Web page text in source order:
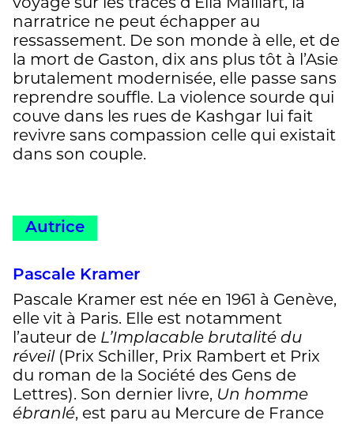
voyage sur les traces d’Ella Maillart, la
narratrice ne peut échapper au
ressassement. De son monde à elle, et de
la mort de Gaston, dix ans plus tôt à l’Asie
brutalement modernisée, elle passe sans
reprendre souffle. La violence sourde qui
couve dans les rues de Kashgar lui fait
revivre sans compassion celle qui existait
dans son couple.
Autrice
Pascale Kramer
Pascale Kramer est née en 1961 à Genève,
elle vit à Paris. Elle est notamment
l’auteur de L’Implacable brutalité du
réveil (Prix Schiller, Prix Rambert et Prix
du roman de la Société des Gens de
Lettres). Son dernier livre, Un homme
ébranlé, est paru au Mercure de France